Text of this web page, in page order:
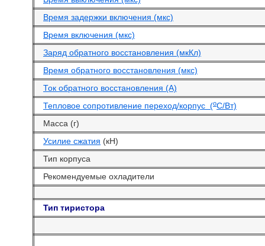
Время задержки включения (мкс)
Время включения (мкс)
Заряд обратного восстановления (мкКл)
Время обратного восстановления (мкс)
Ток обратного восстановления (А)
Тепловое сопротивление переход/корпус (oС/Вт)
Масса (г)
Усилие сжатия (кН)
Тип корпуса
Рекомендуемые охладители
Тип тиристора